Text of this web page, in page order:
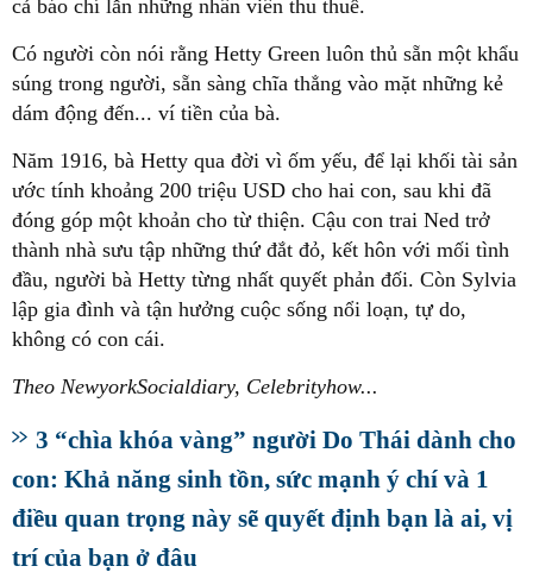
cả báo chí lẫn những nhân viên thu thuế.
Có người còn nói rằng Hetty Green luôn thủ sẵn một khẩu
súng trong người, sẵn sàng chĩa thẳng vào mặt những kẻ
dám động đến... ví tiền của bà.
Năm 1916, bà Hetty qua đời vì ốm yếu, để lại khối tài sản
ước tính khoảng 200 triệu USD cho hai con, sau khi đã
đóng góp một khoản cho từ thiện. Cậu con trai Ned trở
thành nhà sưu tập những thứ đắt đỏ, kết hôn với mối tình
đầu, người bà Hetty từng nhất quyết phản đối. Còn Sylvia
lập gia đình và tận hưởng cuộc sống nổi loạn, tự do,
không có con cái.
Theo NewyorkSocialdiary, Celebrityhow...
3 “chìa khóa vàng” người Do Thái dành cho
con: Khả năng sinh tồn, sức mạnh ý chí và 1
điều quan trọng này sẽ quyết định bạn là ai, vị
trí của bạn ở đâu